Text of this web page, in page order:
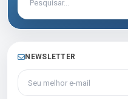
NEWSLETTER
Seu melhor e-mail